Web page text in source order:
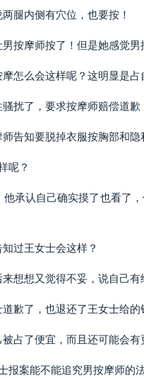
腿内侧有穴位，也要按！
按摩师按了！但是她感觉
怎么会这样呢？这明显是占
扰了，要求按摩师赔偿道歉
告知要脱掉衣服按胸部和
呢？
承认自己确实摸了也看了
过王女士会这样？
想想又觉得不妥，说自己
歉了，也退还了王女士给的
占了便宜，而且还可能会有
报案能不能追究男按摩师的